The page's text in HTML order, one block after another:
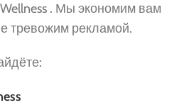
. Мы экономим вам
тревожим рекламой.